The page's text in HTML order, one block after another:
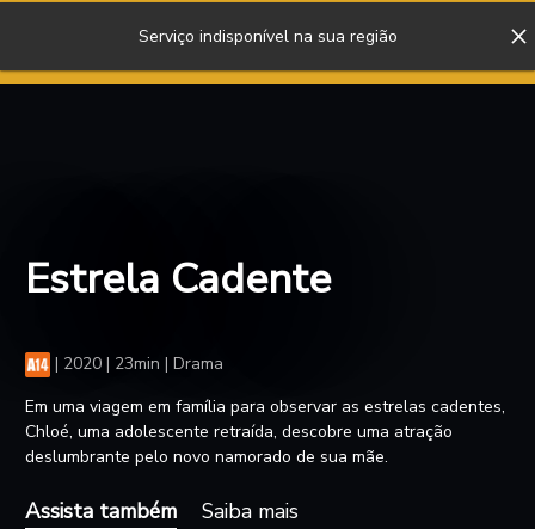
Serviço indisponível na sua região
Estrela Cadente
| 2020 | 23min | Drama
Em uma viagem em família para observar as estrelas cadentes,
Chloé, uma adolescente retraída, descobre uma atração
deslumbrante pelo novo namorado de sua mãe.
Assista também Saiba mais